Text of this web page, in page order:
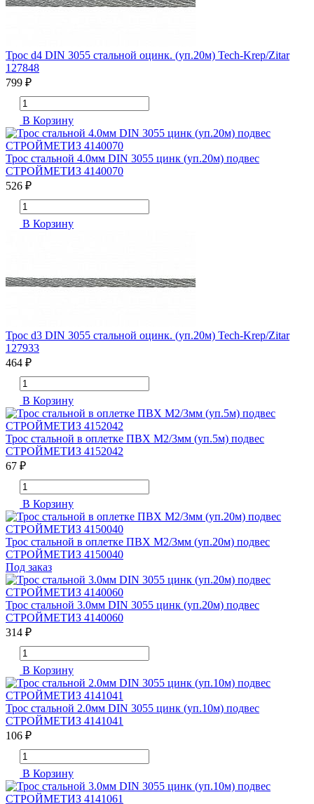
Трос d4 DIN 3055 стальной оцинк. (уп.20м) Tech-Krep/Zitar
127848
799 ₽
В Корзину
Трос стальной 4.0мм DIN 3055 цинк (уп.20м) подвес
СТРОЙМЕТИЗ 4140070
526 ₽
В Корзину
Трос d3 DIN 3055 стальной оцинк. (уп.20м) Tech-Krep/Zitar
127933
464 ₽
В Корзину
Трос стальной в оплетке ПВХ М2/3мм (уп.5м) подвес
СТРОЙМЕТИЗ 4152042
67 ₽
В Корзину
Трос стальной в оплетке ПВХ М2/3мм (уп.20м) подвес
СТРОЙМЕТИЗ 4150040
Под заказ
Трос стальной 3.0мм DIN 3055 цинк (уп.20м) подвес
СТРОЙМЕТИЗ 4140060
314 ₽
В Корзину
Трос стальной 2.0мм DIN 3055 цинк (уп.10м) подвес
СТРОЙМЕТИЗ 4141041
106 ₽
В Корзину